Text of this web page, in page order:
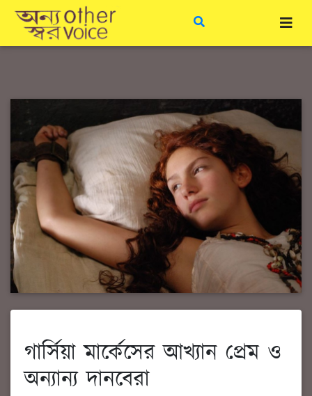
গার্সিয়া মার্কেসের আখ্যান প্রেম ও
অন্যান্য দানবেরা